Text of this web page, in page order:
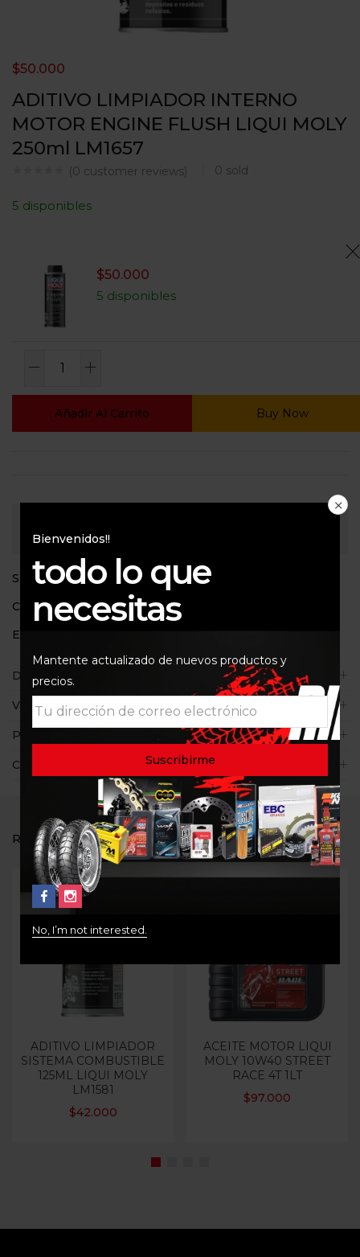
ADITIVO LIMPIADOR INTERNO
MOTOR ENGINE FLUSH LIQUI MOLY
250ml LM1657
(0 customer reviews) 0 sold
$50.000
5 disponibles
$50.000
5 disponibles
Añadir Al Carrito Buy Now
SKU:LM1657
Categoría: Para el motor
Etiquetas:
Descripción
Valoraciones (0)
Políticas de la tienda
Consultas
RELATED PRODUCTS
ADITIVO LIMPIADOR
SISTEMA COMBUSTIBLE
125ML LIQUI MOLY
LM1581
$42.000
ACEITE MOTOR LIQUI
MOLY 10W40 STREET
RACE 4T 1LT
$97.000
Bienvenidos!!
todo lo que
necesitas
Mantente actualizado de nuevos productos y
precios.
No, I’m not interested.